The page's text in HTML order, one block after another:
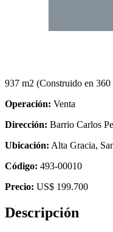
937 m2 (Construido en 360
Operación: Venta
Dirección: Barrio Carlos
Ubicación: Alta Gracia,
Código: 493-00010
Precio: US$ 199.700
Descripción